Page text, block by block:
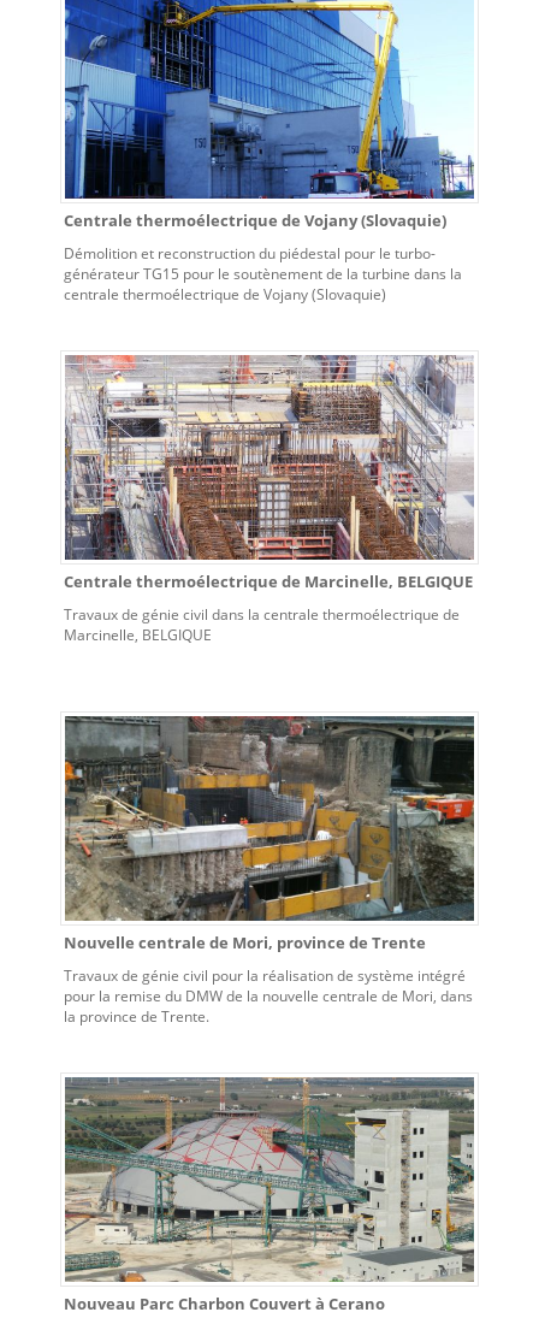
Centrale thermoélectrique de Vojany (Slovaquie)
Démolition et reconstruction du piédestal pour le turbo-
générateur TG15 pour le soutènement de la turbine dans la
centrale thermoélectrique de Vojany (Slovaquie)
Centrale thermoélectrique de Marcinelle, BELGIQUE
Travaux de génie civil dans la centrale thermoélectrique de
Marcinelle, BELGIQUE
Nouvelle centrale de Mori, province de Trente
Travaux de génie civil pour la réalisation de système intégré
pour la remise du DMW de la nouvelle centrale de Mori, dans
la province de Trente.
Nouveau Parc Charbon Couvert à Cerano